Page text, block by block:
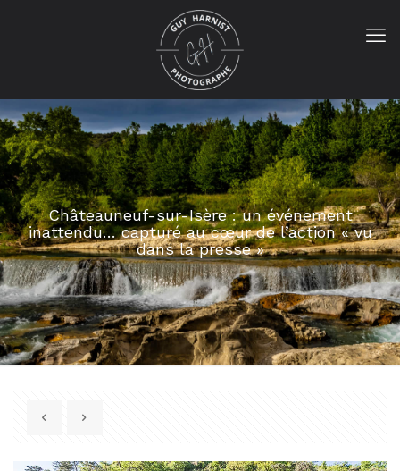
Châteauneuf-sur-Isère : un événement
inattendu… capturé au cœur de l’action « vu
dans la presse »